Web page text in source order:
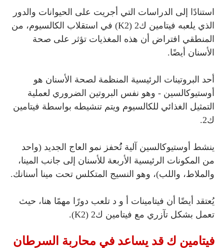
استنادًا إلى الدراسات التي أجريت على الحيوانات والدور
الذي يلعبه فيتامين ك2 (K2) في استقلاب الكالسيوم، من
المنطقي افتراض أن هذه المغذيات تؤثر على صحة
الأسنان أيضًا.
أحد البروتينات الرئيسية المنظمة لصحة الأسنان هو
أوستيوكالسين - وهو نفس البروتين الضروري لعملية
التمثيل الغذائي للكالسيوم ويتم تنشيطه بواسطة فيتامين
ك2.
ينشط أوستيوكالسين آلية تُُحفز نمو العاج الجديد (واحد
من المكونات الرئيسية الأربعة للأسنان إلى جانب المينا،
والملاط، واللب)، وهو النسيج المتكلس تحت مينا أسنانك.
يُعتقد أيضًا أن فيتامينات أ و د تلعب دورًا مهمًا هنا، حيث
تعمل بشكل تآزري مع فيتامين ك2 (K2).
فيتامين ك قد يساعد في محاربة السرطان